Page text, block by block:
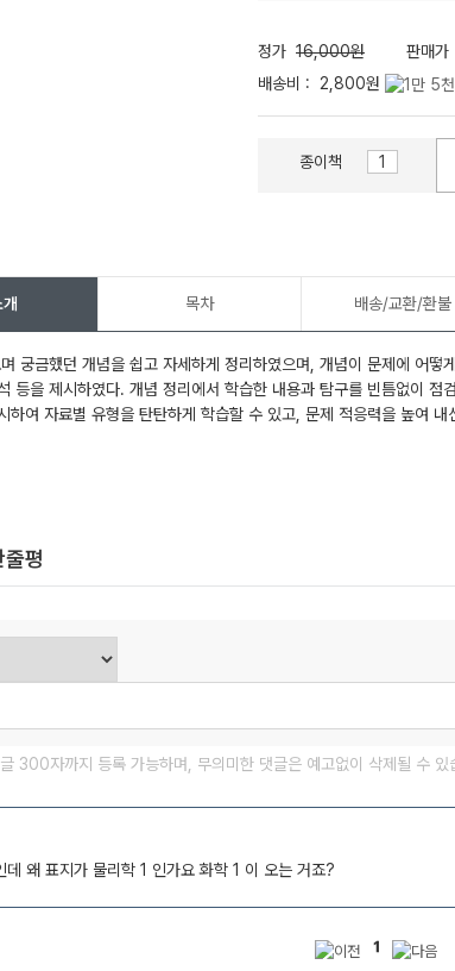
정가 16,000원 판매가
배송비 : 2,800원
종이책
목차 배송/교환/환불
궁금했던 개념을 쉽고 자세하게 정리하였으며, 개념이 문제에 어떻
등을 제시하였다. 개념 정리에서 학습한 내용과 탐구를 빈틈없이
하여 자료별 유형을 탄탄하게 학습할 수 있고, 문제 적응력을 높여
줄평
300자까지 등록 가능하며, 무의미한 댓글은 예고없이 삭제될 수 있
데 왜 표지가 물리학 1 인가요 화학 1 이 오는 거죠?
1